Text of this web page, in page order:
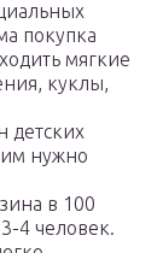
покупка
мягкие
куклы,
детских
им нужно
в 100
4 человек.